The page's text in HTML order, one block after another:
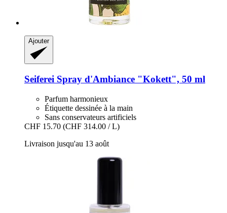
Ajouter
Seiferei Spray d'Ambiance "Kokett", 50 ml
Parfum harmonieux
Étiquette dessinée à la main
Sans conservateurs artificiels
CHF 15.70 (CHF 314.00 / L)
Livraison jusqu'au 13 août